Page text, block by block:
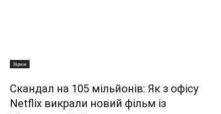
Зірки
Скандал на 105 мільйонів: Як з офісу
Netflix викрали новий фільм із